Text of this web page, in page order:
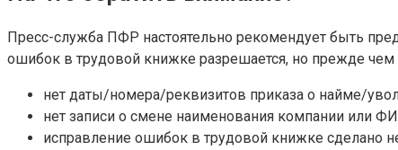
Пресс-служба ПФР настоятельно рекомендует быть
ошибок в трудовой книжке разрешается, но прежде чем
нет даты/номера/реквизитов приказа о найме/
нет записи о смене наименования компании или
исправление ошибок в трудовой книжке сделано